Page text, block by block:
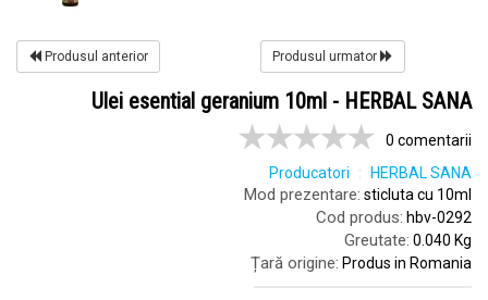
Produsul anterior Produsul urmator
Ulei esential geranium 10ml - HERBAL SANA
0 comentarii
Producatori
HERBAL SANA
Mod prezentare: sticluta cu 10ml
Cod produs: hbv-0292
Greutate: 0.040 Kg
Țară origine: Produs in Romania